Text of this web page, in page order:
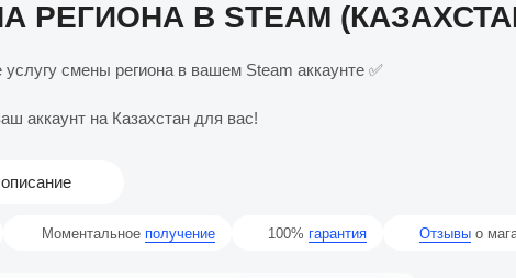
РЕГИОНА В STEAM
услугу смены региона в вашем Steam аккаунте ✅
аккаунт на Казахстан для вас!
Моментальное получение 100% гарантия Отзывы о